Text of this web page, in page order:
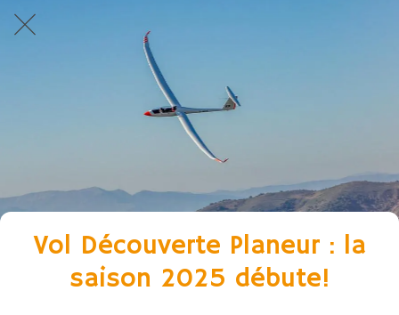
Vol Découverte Planeur : la
saison 2025 débute!